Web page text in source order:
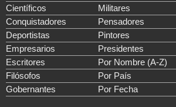
Científicos
Militares
Conquistadores
Pensadores
Deportistas
Pintores
Empresarios
Presidentes
Escritores
Por Nombre (A-Z)
Filósofos
Por País
Gobernantes
Por Fecha